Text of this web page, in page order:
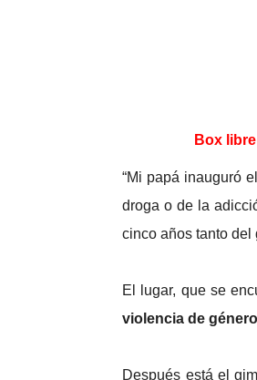
Box
“Mi papá inauguró
droga o de la
cinco años tanto del
El lugar, que se
violencia de
Después está el